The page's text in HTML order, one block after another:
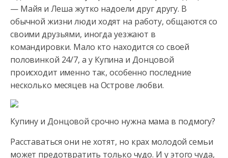
— Майя и Леша жутко надоели друг другу. В
обычной жизни люди ходят на работу, общаются со
своими друзьями, иногда уезжают в
командировки. Мало кто находится со своей
половинкой 24/7, а у Купина и Донцовой
происходит именно так, особенно последние
несколько месяцев на Острове любви.
Купину и Донцовой срочно нужна мама в подмогу?
Расставаться они не хотят, но крах молодой семьи
может предотвратить только чудо. И у этого чуда,